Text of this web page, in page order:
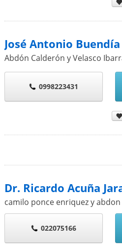
José Antonio
Abdón Calderón y Velasco
0998223431
Dr. Ricardo Acuña
camilo ponce enriquez y
022075166